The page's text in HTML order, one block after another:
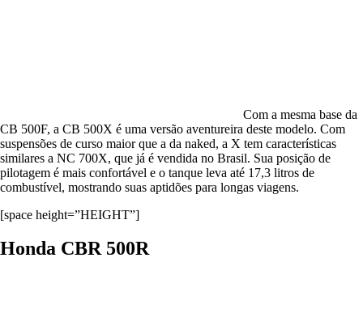
Com a mesma base da
CB 500F, a CB 500X é uma versão aventureira deste modelo. Com
suspensões de curso maior que a da naked, a X tem características
similares a NC 700X, que já é vendida no Brasil. Sua posição de
pilotagem é mais confortável e o tanque leva até 17,3 litros de
combustível, mostrando suas aptidões para longas viagens.
[space height=”HEIGHT”]
Honda CBR 500R